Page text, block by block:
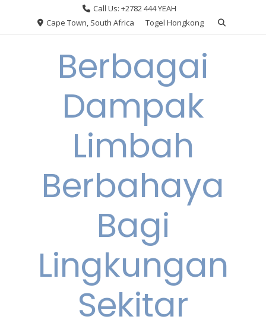
Call Us: +2782 444 YEAH
Cape Town, South Africa
Togel Hongkong
Berbagai
Dampak
Limbah
Berbahaya
Bagi
Lingkungan
Sekitar